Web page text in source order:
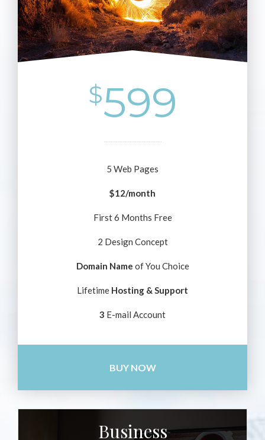
$599
5 Web Pages
$12/month
First 6 Months Free
2 Design Concept
Domain Name of You Choice
Lifetime Hosting & Support
3 E-mail Account
BUY NOW
Business